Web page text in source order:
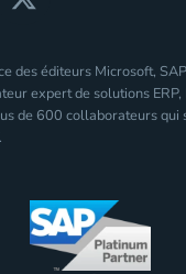
des éditeurs Microsoft,
expert de solutions ERP,
de 600 collaborateurs qui